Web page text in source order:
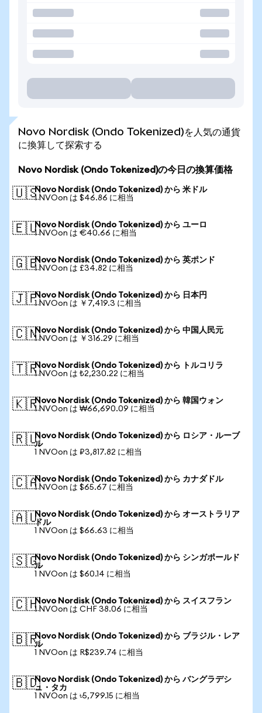
Novo Nordisk (Ondo Tokenized)を人気の通貨
に換算して探索する
Novo Nordisk (Ondo Tokenized)の今日の換算価格
🇺🇸Novo Nordisk (Ondo Tokenized) から 米ドル
1 NVOon は $46.86 に相当
🇪🇺Novo Nordisk (Ondo Tokenized) から ユーロ
1 NVOon は €40.66 に相当
🇬🇧Novo Nordisk (Ondo Tokenized) から 英ポンド
1 NVOon は £34.82 に相当
🇯🇵Novo Nordisk (Ondo Tokenized) から 日本円
1 NVOon は ￥7,419.3 に相当
🇨🇳Novo Nordisk (Ondo Tokenized) から 中国人民元
1 NVOon は ￥316.29 に相当
🇹🇷Novo Nordisk (Ondo Tokenized) から トルコリラ
1 NVOon は ₺2,230.22 に相当
🇰🇷Novo Nordisk (Ondo Tokenized) から 韓国ウォン
1 NVOon は ₩66,690.09 に相当
🇷🇺Novo Nordisk (Ondo Tokenized) から ロシア・ルーブ
ル
1 NVOon は ₽3,817.82 に相当
🇨🇦Novo Nordisk (Ondo Tokenized) から カナダドル
1 NVOon は $65.67 に相当
🇦🇺Novo Nordisk (Ondo Tokenized) から オーストラリア
ドル
1 NVOon は $66.63 に相当
🇸🇬Novo Nordisk (Ondo Tokenized) から シンガポールド
ル
1 NVOon は $60.14 に相当
🇨🇭Novo Nordisk (Ondo Tokenized) から スイスフラン
1 NVOon は CHF 38.06 に相当
🇧🇷Novo Nordisk (Ondo Tokenized) から ブラジル・レア
ル
1 NVOon は R$239.74 に相当
🇧🇩Novo Nordisk (Ondo Tokenized) から バングラデシ
ュ・タカ
1 NVOon は ৳5,799.15 に相当